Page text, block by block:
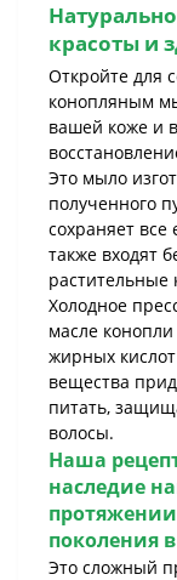
красоты и
Откройте для
конопляным
вашей коже и
Это мыло
полученного
сохраняет
также входят
растительные
Холодное
масле
жирных
вещества
питать,
волосы.
Наша
наследие
поколения
Это сложный